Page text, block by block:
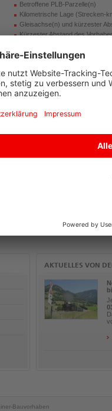
Betroffene PLB-Parzelle(n)
Kilometrische Lage (Strecken-
Gleisachse(n) und kürzester
Kürzester Abstand des
Ansichten, Schnitte, Profile
Digitalfoto (wenn vorhanden)
Je nach Vorhaben können weitere
Unterlagen müssen vom
Einreichunterlagen
Kostensätze sind in der
/ die Bauwerberin, das
AKTUELLES VON
Bauvorhaben